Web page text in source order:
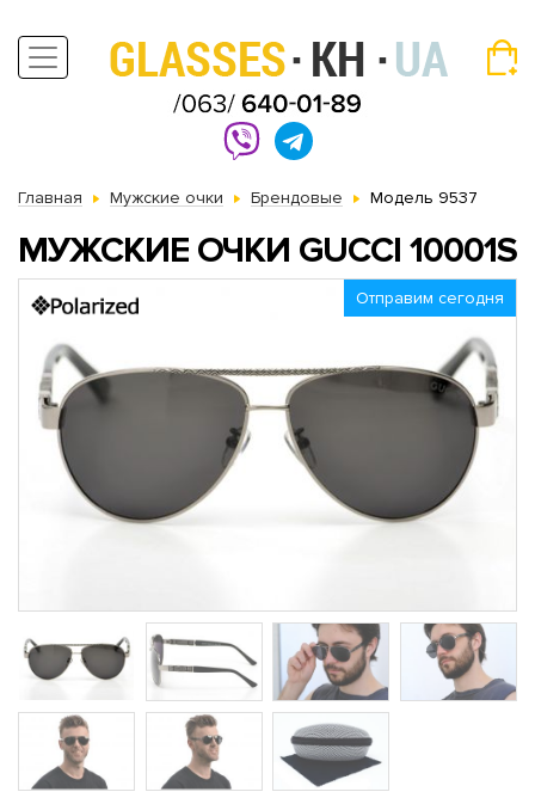
Главная Мужские очки Брендовые Модель 9537
МУЖСКИЕ ОЧКИ GUCCI 10001S
Отправим сегодня